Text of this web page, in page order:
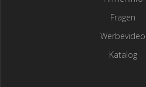
Fragen
Werbevideo
Katalog